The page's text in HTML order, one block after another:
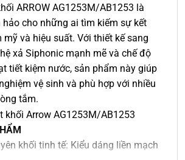
ARROW AG1253M/AB1253 là
hảo cho những ai tìm kiếm sự kết
và hiệu suất. Với thiết kế sang
xả Siphonic mạnh mẽ và chế độ
tiết kiệm nước, sản phẩm này giúp
vệ sinh và phù hợp với nhiều
tắm.
khối tinh tế: Kiểu dáng liền mạch